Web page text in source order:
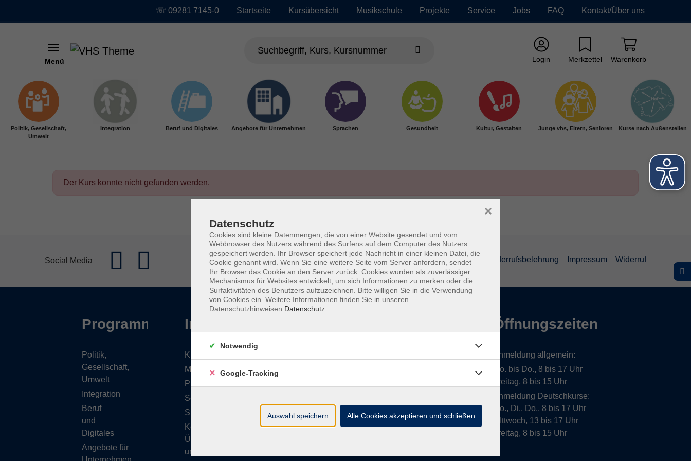
Skip to main content
☏ 09281 7145-0 Startseite Kursübersicht Musikschule Projekte Service Jobs FAQ Kontakt/Über uns
Menü Login Merkzettel Warenkorb
Politik, Gesellschaft,
Umwelt
Integration Beruf und Digitales Angebote für Unternehmen Sprachen Gesundheit Kultur, Gestalten Junge vhs, Eltern, Senioren Kurse nach Außenstellen
Der Kurs konnte nicht gefunden werden.
Social Media AGB Datenschutzerklärung Barrierefreiheitserklärung Widerrufsbelehrung Impressum Widerruf
Programm
Politik,
Gesellschaft,
Umwelt
Integration
Beruf
und
Digitales
Angebote für
Inhalte
Kursübersicht
Musikschule
Projekte
Service
Stellenangebote
Kontakt/
Über
uns
Öffnungszeiten
Anmeldung allgemein:
Mo. bis Do., 8 bis 17 Uhr
Freitag, 8 bis 15 Uhr
Anmeldung Deutschkurse:
Mo., Di., Do., 8 bis 17 Uhr
MIttwoch, 13 bis 17 Uhr
Freitag, 8 bis 15 Uhr
Datenschutz
Cookies sind kleine Datenmengen, die von einer Website gesendet und vom
Webbrowser des Nutzers während des Surfens auf dem Computer des Nutzers
gespeichert werden. Ihr Browser speichert jede Nachricht in einer kleinen Datei, die
Cookie genannt wird. Wenn Sie eine weitere Seite vom Server anfordern, sendet
Ihr Browser das Cookie an den Server zurück. Cookies wurden als zuverlässiger
Mechanismus für Websites entwickelt, um sich Informationen zu merken oder die
Surfaktivitäten des Benutzers aufzuzeichnen. Bitte willigen Sie in die Verwendung
von Cookies ein. Weitere Informationen finden Sie in unseren
Datenschutzhinweisen. Datenschutz
×
Notwendig
Google-Tracking
Auswahl speichern Alle Cookies akzeptieren und schließen